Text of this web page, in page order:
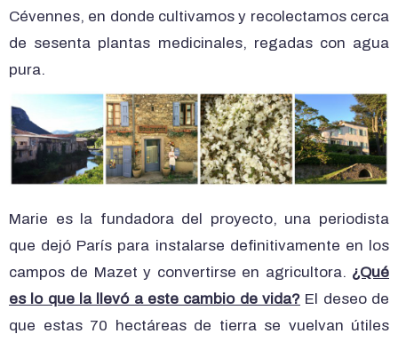
Cévennes, en donde cultivamos y recolectamos cerca
de sesenta plantas medicinales, regadas con agua
pura.
Marie es la fundadora del proyecto, una periodista
que dejó París para instalarse definitivamente en los
campos de Mazet y convertirse en agricultora. ¿Qué
es lo que la llevó a este cambio de vida? El deseo de
que estas 70 hectáreas de tierra se vuelvan útiles